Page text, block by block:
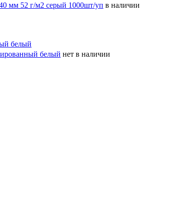
мм 52 г/м2 серый 1000шт/уп в наличии
белый нет в наличии